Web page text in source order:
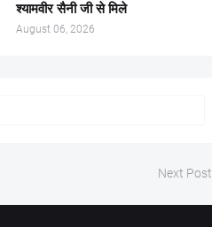
श्यामवीर सैनी जी से मिले
August 06, 2026
Next Post